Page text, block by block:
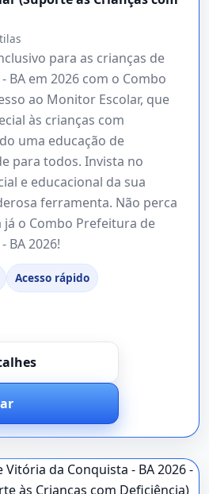
para as crianças de
BA em 2026 com o Combo
ao Monitor Escolar, que
às crianças com
uma educação de
para todos. Invista no
e educacional da sua
ferramenta. Não perca
o Combo Prefeitura de
BA 2026!
Acesso rápido